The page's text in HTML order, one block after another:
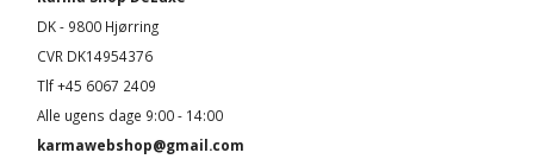
DK - 9800 Hjørring
CVR DK14954376
Tlf +45 6067 2409
Alle ugens dage 9:00 - 14:00
karmawebshop@gmail.com